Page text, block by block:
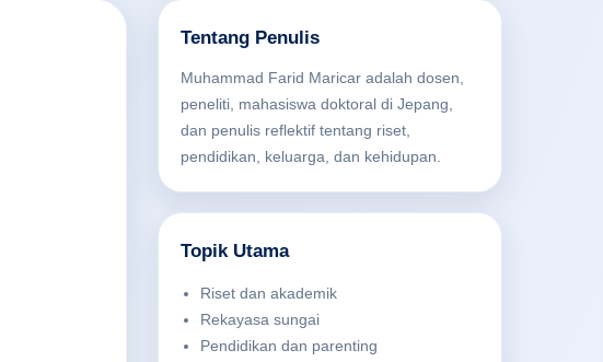
Tentang Penulis
Muhammad Farid Maricar adalah dosen,
peneliti, mahasiswa doktoral di Jepang,
dan penulis reflektif tentang riset,
pendidikan, keluarga, dan kehidupan.
Topik Utama
Riset dan akademik
Rekayasa sungai
Pendidikan dan parenting